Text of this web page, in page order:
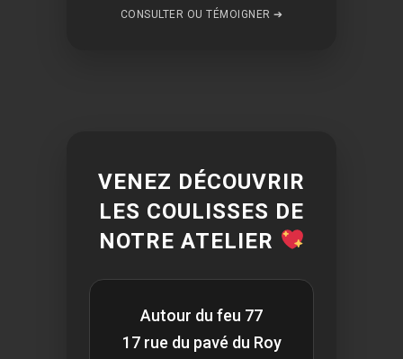
CONSULTER OU TÉMOIGNER ➔
VENEZ DÉCOUVRIR
LES COULISSES DE
NOTRE ATELIER
Autour du feu 77
17 rue du pavé du Roy